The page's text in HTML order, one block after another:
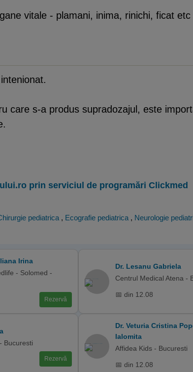
vitale - plamani, inima, rinichi, ficat
care s-a produs supradozajul, este
prin serviciul de programări Clickmed
pediatrica , Ecografie pediatrica , Neurologie
Irina
- Solomed -
Rezervă
Dr. Lesanu Gabriela
Centrul Medical Atena -
📅 din 12.08
Bucuresti
Rezervă
Dr. Veturia Cristina
Ialomita
Affidea Kids - Bucuresti
📅 din 12.08